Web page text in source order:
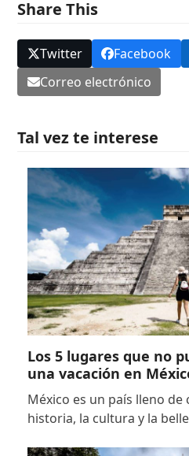
Share This
Twitter Facebook
Correo electrónico
Tal vez te interese
Los 5 lugares que no
una vacación en
México es un país lleno
historia, la cultura y la